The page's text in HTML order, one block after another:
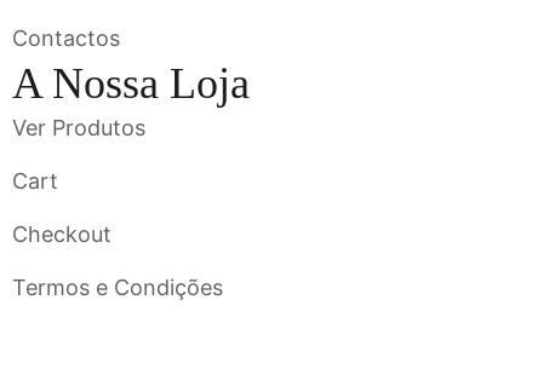
Contactos
A Nossa Loja
Ver Produtos
Cart
Checkout
Termos e Condições